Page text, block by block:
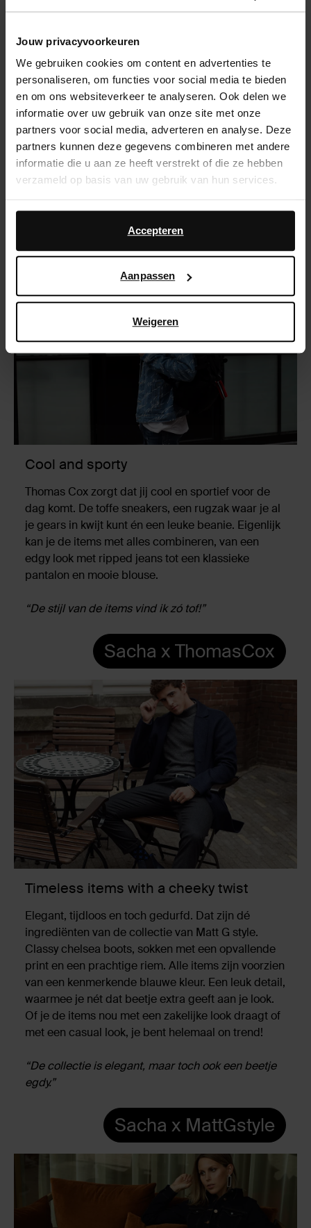
Jouw privacyvoorkeuren
We gebruiken cookies om content en advertenties te
personaliseren, om functies voor social media te bieden
en om ons websiteverkeer te analyseren. Ook delen we
informatie over uw gebruik van onze site met onze
partners voor social media, adverteren en analyse. Deze
partners kunnen deze gegevens combineren met andere
informatie die u aan ze heeft verstrekt of die ze hebben
verzameld op basis van uw gebruik van hun services.
Daarnaast werken wij samen met Google voor
advertentie- en meetdoeleinden. Meer informatie over
hoe Google uw persoonsgegevens gebruikt, vindt u op
Accepteren
Aanpassen
Weigeren
een mooie sjaal geven jou dé perfecte najaarslook.
De collectie van Who is that Blonde is vrouwelijk,
krachtijg én stijlvol. Combineer de laarsjes met een
leuk jurkje of mooie skinny jeans. Draag een
trenchcoat erbij en draag het heuptasje over de
jas. Nu alleen de sjaal er nog bij en je kan fabulous
de kou trotseren!
“De items sluiten perfect aan op mijn stijl en
persoonlijkheid.”
Sacha x WhoisthatBlonde
Cool and sporty
Thomas Cox zorgt dat jij cool en sportief voor de
dag komt. De toffe sneakers, een rugzak waar je al
je gears in kwijt kunt én een leuke beanie. Eigenlijk
kan je de items met alles combineren, van een
edgy look met ripped jeans tot een klassieke
pantalon en mooie blouse.
“De stijl van de items vind ik zó tof!”
Sacha x ThomasCox
Timeless items with a cheeky twist
Elegant, tijdloos en toch gedurfd. Dat zijn dé
ingrediënten van de collectie van Matt G style.
Classy chelsea boots, sokken met een opvallende
print en een prachtige riem. Alle items zijn voorzien
van een kenmerkende blauwe kleur. Een leuk detail,
waarmee je nét dat beetje extra geeft aan je look.
Of je de items nou met een zakelijke look draagt of
met een casual look, je bent helemaal on trend!
“De collectie is elegant, maar toch ook een beetje
egdy.”
Sacha x MattGstyle